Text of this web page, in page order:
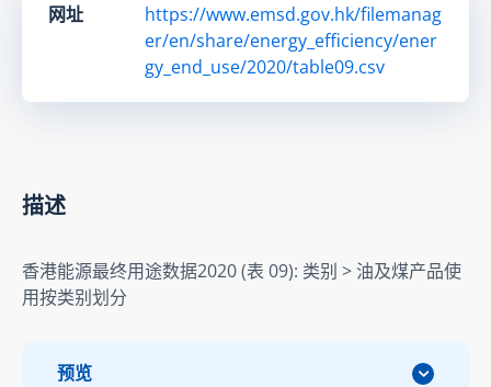
网址
https://www.emsd.gov.hk/filemanag
er/en/share/energy_efficiency/ener
gy_end_use/2020/table09.csv
描述
香港能源最终用途数据2020 (表 09): 类别 > 油及煤产品使
用按类别划分
预览